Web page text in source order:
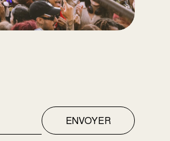
ENVOYER